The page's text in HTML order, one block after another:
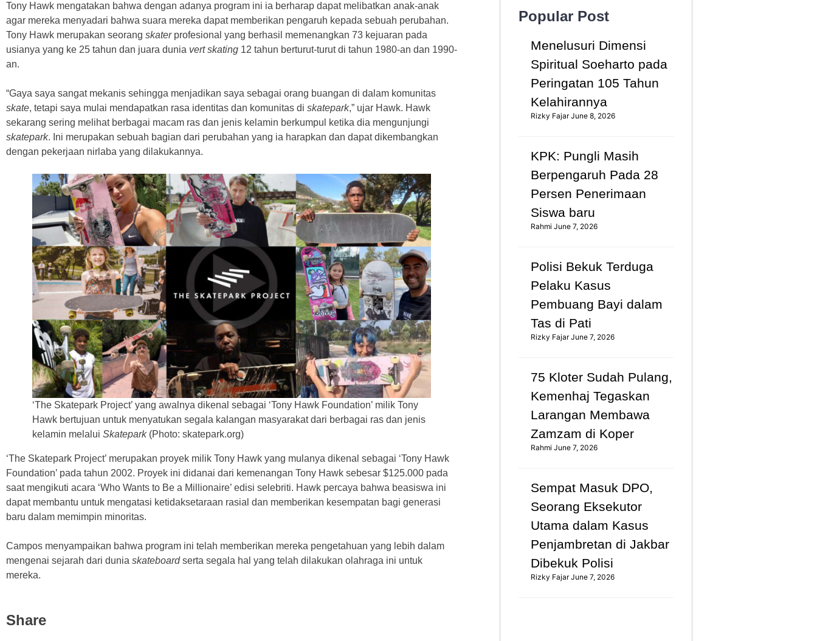
Tony Hawk mengatakan bahwa dengan adanya program ini ia berharap dapat melibatkan anak-anak
agar mereka menyadari bahwa suara mereka dapat memberikan pengaruh kepada sebuah perubahan.
Tony Hawk merupakan seorang skaterprofesional yang berhasil memenangkan 73 kejuaran pada
usianya yang ke 25 tahun dan juara dunia vert skating 12 tahun berturut-turut di tahun 1980-an dan 1990-
an.
“Gaya saya sangat mekanis sehingga menjadikan saya sebagai orang buangan di dalam komunitas
skate, tetapi saya mulai mendapatkan rasa identitas dan komunitas di skatepark,” ujar Hawk. Hawk
sekarang sering melihat berbagai macam ras dan jenis kelamin berkumpul ketika dia mengunjungi
skatepark. Ini merupakan sebuah bagian dari perubahan yang ia harapkan dan dapat dikembangkan
dengan pekerjaan nirlaba yang dilakukannya.
‘The Skatepark Project’ yang awalnya dikenal sebagai ‘Tony Hawk Foundation’ milik Tony
Hawk bertujuan untuk menyatukan segala kalangan masyarakat dari berbagai ras dan jenis
kelamin melaluiSkatepark(Photo: skatepark.org)
‘The Skatepark Project’ merupakan proyek milik Tony Hawk yang mulanya dikenal sebagai ‘Tony Hawk
Foundation’ pada tahun 2002. Proyek ini didanai dari kemenangan Tony Hawk sebesar $125.000 pada
saat mengikuti acara ‘Who Wants to Be a Millionaire’ edisi selebriti. Hawk percaya bahwa beasiswa ini
dapat membantu untuk mengatasi ketidaksetaraan rasial dan memberikan kesempatan bagi generasi
baru dalam memimpin minoritas.
Campos menyampaikan bahwa program ini telah memberikan mereka pengetahuan yang lebih dalam
mengenai sejarah dari dunia skateboardserta segala hal yang telah dilakukan olahraga ini untuk
mereka.
Share
Popular Post
Menelusuri Dimensi
Spiritual Soeharto pada
Peringatan 105 Tahun
Kelahirannya
Rizky FajarJune 8, 2026
KPK: Pungli Masih
Berpengaruh Pada 28
Persen Penerimaan
Siswa baru
RahmiJune 7, 2026
Polisi Bekuk Terduga
Pelaku Kasus
Pembuang Bayi dalam
Tas di Pati
Rizky FajarJune 7, 2026
75 Kloter Sudah Pulang,
Kemenhaj Tegaskan
Larangan Membawa
Zamzam di Koper
RahmiJune 7, 2026
Sempat Masuk DPO,
Seorang Eksekutor
Utama dalam Kasus
Penjambretan di Jakbar
Dibekuk Polisi
Rizky FajarJune 7, 2026